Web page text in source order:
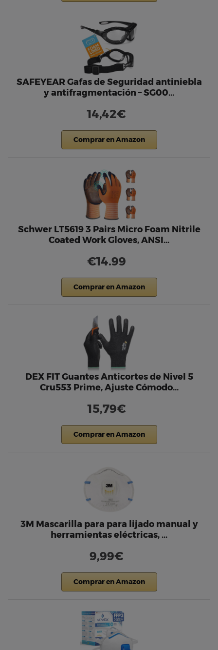
SAFEYEAR Gafas de Seguridad antiniebla
y antifragmentación – SG00…
14,42€
Comprar en Amazon
Schwer LT5619 3 Pairs Micro Foam Nitrile
Coated Work Gloves, ANSI…
€14.99
Comprar en Amazon
DEX FIT Guantes Anticortes de Nivel 5
Cru553 Prime, Ajuste Cómodo…
15,79€
Comprar en Amazon
3M Mascarilla para para lijado manual y
herramientas eléctricas, …
9,99€
Comprar en Amazon